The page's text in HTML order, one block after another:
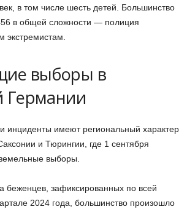
в том числе шесть детей. Большинство
в общей сложности — полиция
экстремистам.
выборы в
Германии
инциденты имеют региональный характер
и Тюрингии, где 1 сентября
выборы.
беженцев, зафиксированных по всей
2024 года, большинство произошло